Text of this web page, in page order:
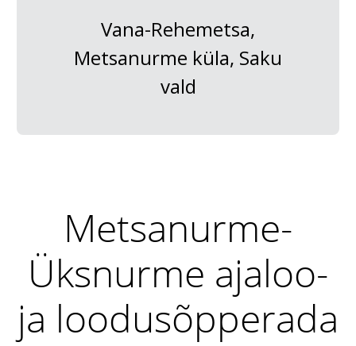
Vana-Rehemetsa,
Metsanurme küla, Saku
vald
Metsanurme-
Üksnurme ajaloo-
ja loodusõpperada